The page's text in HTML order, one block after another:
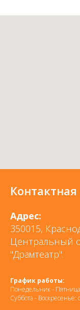
Адрес:
350015,
Центральный
"Драмтеатр".
График работы:
Понедельник -
Суббота - Воскресенье: